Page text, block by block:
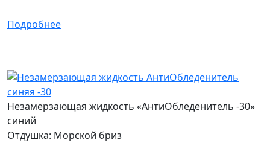
Подробнее
Незамерзающая жидкость «АнтиОбледенитель -30»
синий
Отдушка: Морской бриз